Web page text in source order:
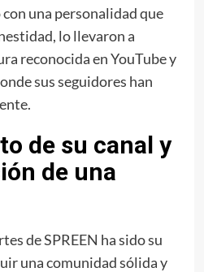
una personalidad que
lo llevaron a
reconocida en YouTube y
sus seguidores han
de su canal y
de una
de SPREEN ha sido su
una comunidad sólida y